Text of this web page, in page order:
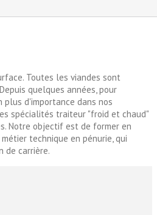
Toutes les viandes sont
quelques années, pour
d'importance dans nos
spécialités traiteur "froid et chaud"
Notre objectif est de former en
technique en pénurie, qui
de carrière.